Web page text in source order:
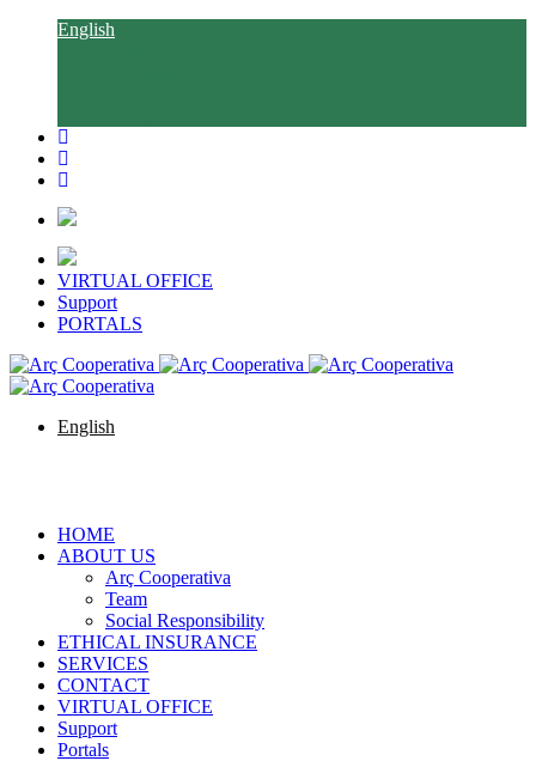
English
VIRTUAL OFFICE
Support
PORTALS
English
HOME
ABOUT US
Arç Cooperativa
Team
Social Responsibility
ETHICAL INSURANCE
SERVICES
CONTACT
VIRTUAL OFFICE
Support
Portals